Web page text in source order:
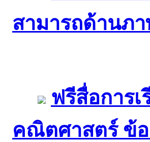
สามารถด้านภ
ฟรีสื่อการ
คณิตศาสตร์ ข้อ